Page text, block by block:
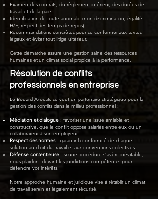
Examen des contrats, du règlement intérieur, des durées de
travail et de la paie.
Identification de toute anomalie (non-discrimination, égalité
H/F, respect des temps de repos).
Recommandations concrètes pour se conformer aux textes
légaux et éviter tout litige ultérieur.
Cette démarche assure une gestion saine des ressources
humaines et un climat social propice à la performance.
Résolution de conflits
professionnels en entreprise
Le Bouard Avocats se veut un partenaire stratégique pour la
gestion des conflits dans le milieu professionnel :
Médiation et dialogue : favoriser une issue amiable et
constructive, que le conflit oppose salariés entre eux ou un
collaborateur à son employeur.
Respect des normes: garantir la conformité de chaque
solution au droit du travail et aux conventions collectives.
Défense contentieuse : si une procédure s’avère inévitable,
nous plaidons devant les juridictions compétentes pour
défendre vos intérêts.
Notre approche humaine et juridique vise à rétablir un climat
de travail serein et légalement sécurisé.